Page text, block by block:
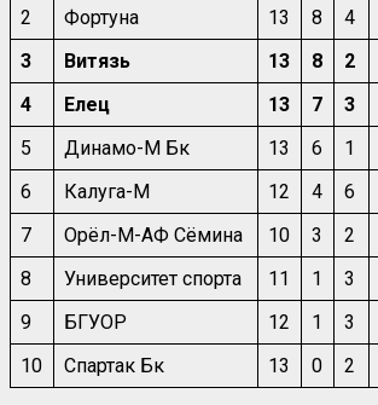
2
Фортуна 13 8 4
3
Витязь 13 8 2
4
Елец 13 7 3
5
Динамо-М Бк 13 6 1
6
Калуга-М 12 4 6
7
Орёл-М-АФ Сёмина 10 3 2
8
Университет спорта 11 1 3
9
БГУОР 12 1 3
10
Спартак Бк 13 0 2